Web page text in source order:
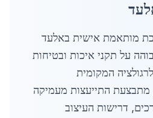
מותאמת אישית באלעד
על תקני איכות ובטיחות
המקומית
מתבצעת התייעצות מעמיקה
דרישות העיצוב